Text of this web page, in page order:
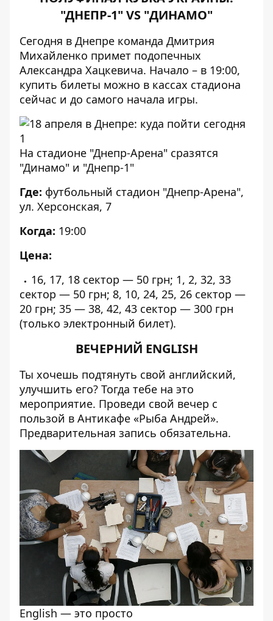
"ДНЕПР-1" VS "ДИНАМО"
Сегодня в Днепре команда Дмитрия
Михайленко примет подопечных
Александра Хацкевича. Начало – в 19:00,
купить билеты можно в кассах стадиона
сейчас и до самого начала игры.
На стадионе "Днепр-Арена" сразятся
"Динамо" и "Днепр-1"
Где: футбольный стадион "Днепр-Арена",
ул. Херсонская, 7
Когда: 19:00
Цена:
16, 17, 18 сектор — 50 грн; 1, 2, 32, 33
сектор — 50 грн; 8, 10, 24, 25, 26 сектор —
20 грн; 35 — 38, 42, 43 сектор — 300 грн
(только электронный билет).
ВЕЧЕРНИЙ ENGLISH
Ты хочешь подтянуть свой английский,
улучшить его? Тогда тебе на это
мероприятие. Проведи свой вечер с
пользой в Антикафе «Рыба Андрей».
Предварительная запись обязательна.
English — это просто